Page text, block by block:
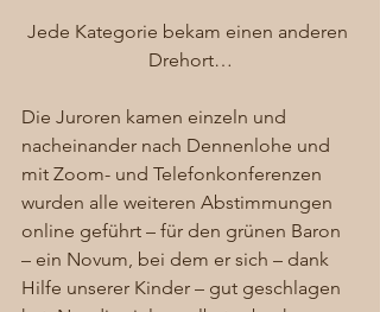
Jede Kategorie bekam einen anderen
Drehort…
Die Juroren kamen einzeln und
nacheinander nach Dennenlohe und
mit Zoom- und Telefonkonferenzen
wurden alle weiteren Abstimmungen
online geführt – für den grünen Baron
– ein Novum, bei dem er sich – dank
Hilfe unserer Kinder – gut geschlagen